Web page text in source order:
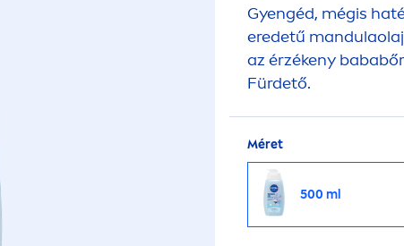
Gyengéd, mégis
eredetű
az érzékeny
Fürdető.
Méret
500 ml